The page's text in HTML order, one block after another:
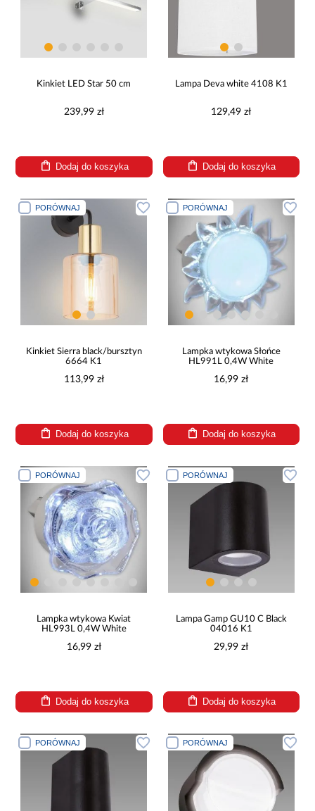
Kinkiet LED Star 50 cm
239,99 zł
Dodaj do koszyka
Lampa Deva white 4108 K1
129,49 zł
Dodaj do koszyka
PORÓWNAJ
Kinkiet Sierra black/bursztyn
6664 K1
113,99 zł
Dodaj do koszyka
PORÓWNAJ
Lampka wtykowa Słońce
HL991L 0,4W White
16,99 zł
Dodaj do koszyka
PORÓWNAJ
Lampka wtykowa Kwiat
HL993L 0,4W White
16,99 zł
Dodaj do koszyka
PORÓWNAJ
Lampa Gamp GU10 C Black
04016 K1
29,99 zł
Dodaj do koszyka
PORÓWNAJ PORÓWNAJ